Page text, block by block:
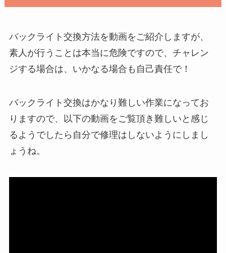
バックライト交換方法を動画をご紹介しますが、
素人が行うことは本当に危険ですので、チャレン
ジする場合は、いかなる場合も自己責任で！
バックライト交換はかなり難しい作業になってお
りますので、以下の動画をご覧頂き難しいと感じ
るようでしたら自分で修理はしないようにしまし
ょうね。